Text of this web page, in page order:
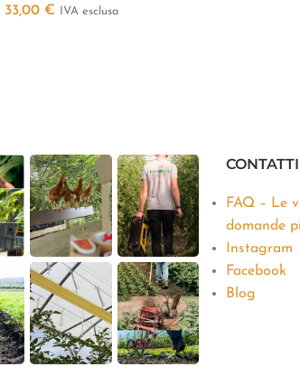
33,00 € IVA esclusa
CONTATTI
FAQ – Le
domande
Instagram
Facebook
Blog